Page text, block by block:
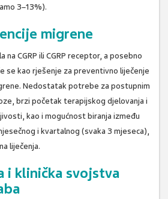
3–13%).
migrene
CGRP ili CGRP receptor, a posebno
se kao rješenje za preventivno liječenje
Nedostatak potrebe za postupnim
brzi početak terapijskog djelovanja i
kao i mogućnost biranja između
i kvartalnog (svaka 3 mjeseca),
liječenja.
i klinička svojstva